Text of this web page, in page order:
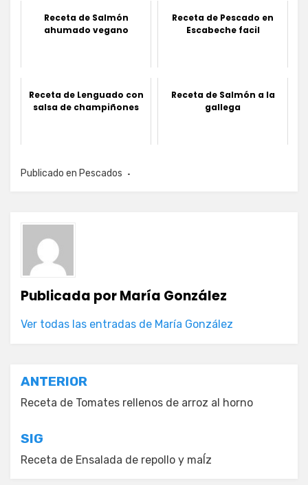
Receta de Salmón
ahumado vegano
Receta de Pescado en
Escabeche facil
Receta de Lenguado con
salsa de champiñones
Receta de Salmón a la
gallega
Publicado en Pescados
Publicada porMaría González
Ver todas las entradas de María González
Navegación
de
entradas
ANTERIOR
Receta de Tomates rellenos de arroz al horno
SIG
Receta de Ensalada de repollo y maÍz